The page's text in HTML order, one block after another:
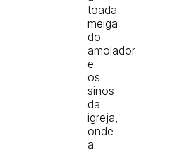
toada
meiga
do
amolador
e
os
sinos
da
igreja,
onde
a